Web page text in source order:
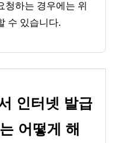
청하는 경우에는 위
수 있습니다.
인터넷 발급
어떻게 해